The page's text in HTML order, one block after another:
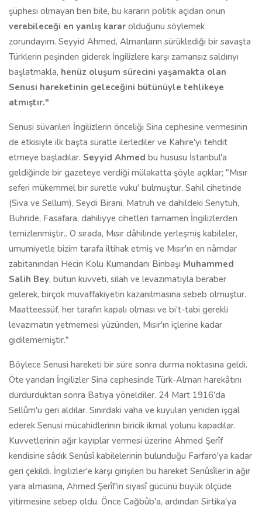
şüphesi olmayan ben bile, bu kararın politik açıdan onun
verebileceği en yanlış karar olduğunu söylemek
zorundayım. Seyyid Ahmed, Almanların sürüklediği bir savaşta
Türklerin peşinden giderek İngilizlere karşı zamansız saldırıyı
başlatmakla, henüz oluşum sürecini yaşamakta olan
Senusi hareketinin geleceğini bütünüyle tehlikeye
atmıştır."
Senusi süvarileri İngilizlerin önceliği Sina cephesine vermesinin
de etkisiyle ilk başta süratle ilerlediler ve Kahire'yi tehdit
etmeye başladılar. Seyyid Ahmed bu hususu İstanbul'a
geldiğinde bir gazeteye verdiği mülakatta şöyle açıklar; "Mısır
seferi mükemmel bir suretle vuku' bulmuştur. Sahil cihetinde
(Siva ve Sellum), Seydi Birani, Matruh ve dahildeki Senytuh,
Buhride, Fasafara, dahiliyye cihetleri tamamen İngilizlerden
temizlenmiştir.. O sırada, Mısır dâhilinde yerleşmiş kabileler,
umumiyetle bizim tarafa iltihak etmiş ve Mısır'ın en nâmdar
zabitanından Hecin Kolu Kumandanı Binbaşı Muhammed
Salih Bey, bütün kuvveti, silah ve levazımatıyla beraber
gelerek, birçok muvaffakiyetin kazanılmasına sebeb olmuştur.
Maatteessüf, her tarafın kapalı olması ve bi't-tabi gerekli
levazımatın yetmemesi yüzünden, Mısır'ın içlerine kadar
gidilememiştir."
Böylece Senusi hareketi bir süre sonra durma noktasına geldi.
Öte yandan İngilizler Sina cephesinde Türk-Alman harekâtını
durdurduktan sonra Batıya yöneldiler. 24 Mart 1916'da
Sellûm'u geri aldılar. Sınırdaki vaha ve kuyuları yeniden işgal
ederek Senusi mücahidlerinin biricik ikmal yolunu kapadılar.
Kuvvetlerinin ağır kayıplar vermesi üzerine Ahmed Şerîf
kendisine sâdık Senûsî kabilelerinin bulunduğu Farfaro'ya kadar
geri çekildi. İngilizler'e karşı girişilen bu hareket Senûsîler'in ağır
yara almasına, Ahmed Şerîf'in siyasî gücünü büyük ölçüde
yitirmesine sebep oldu. Önce Cağbûb'a, ardından Sirtika'ya